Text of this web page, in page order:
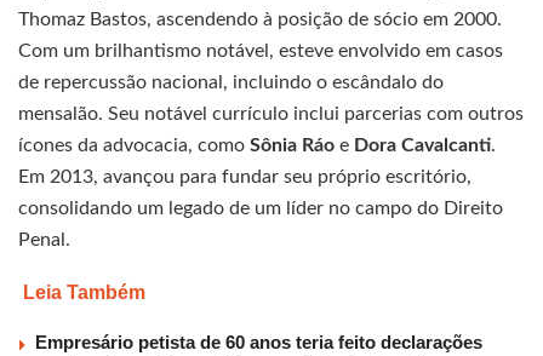
Thomaz Bastos, ascendendo à posição de sócio em 2000.
Com um brilhantismo notável, esteve envolvido em casos
de repercussão nacional, incluindo o escândalo do
mensalão. Seu notável currículo inclui parcerias com outros
ícones da advocacia, como Sônia Ráo e Dora Cavalcanti.
Em 2013, avançou para fundar seu próprio escritório,
consolidando um legado de um líder no campo do Direito
Penal.
Leia Também
Empresário petista de 60 anos teria feito declarações